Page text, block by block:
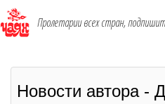
Пролетарии всех стран,
Новости автора